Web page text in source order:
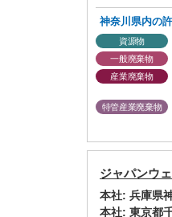
神奈川県内の
資源物
一般廃棄物
産業廃棄物
特管産業廃棄物
ジャパンウ
本社: 兵庫県
本社: 東京都